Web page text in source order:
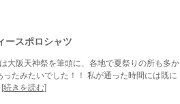
ースポロシャツ
大阪天神祭を筆頭に、各地で夏祭りの所も多か
たみたいでした！！ 私が通った時間には既に
[続きを読む]